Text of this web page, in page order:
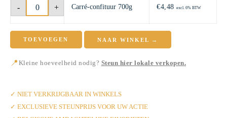
-
confituur
700g
+ Carré-confituur 700g €4,48 excl. 6% BTW
TOEVOEGEN NAAR WINKEL →
📍 Kleine hoeveelheid nodig? Steun hier lokale verkopen.
✓ NIET VERKRIJGBAAR IN WINKELS
✓ EXCLUSIEVE STEUNPRIJS VOOR UW ACTIE